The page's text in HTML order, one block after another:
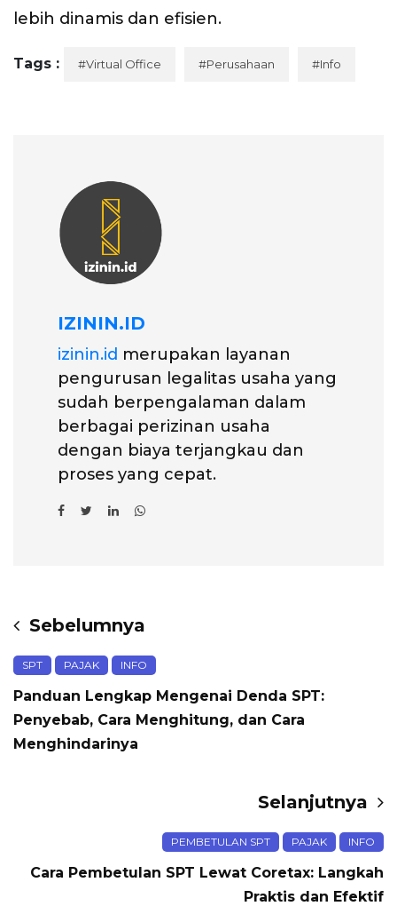
lebih dinamis dan efisien.
Tags : #Virtual Office #Perusahaan #Info
IZININ.ID
izinin.id merupakan layanan
pengurusan legalitas usaha yang
sudah berpengalaman dalam
berbagai perizinan usaha
dengan biaya terjangkau dan
proses yang cepat.
Sebelumnya
SPT PAJAK INFO
Panduan Lengkap Mengenai Denda SPT:
Penyebab, Cara Menghitung, dan Cara
Menghindarinya
Selanjutnya
PEMBETULAN SPT PAJAK INFO
Cara Pembetulan SPT Lewat Coretax: Langkah
Praktis dan Efektif